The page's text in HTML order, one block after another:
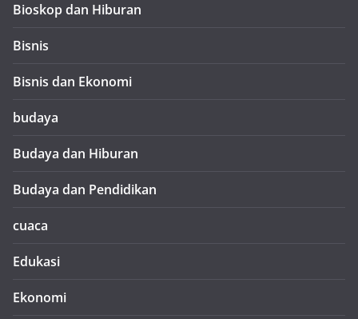
Bioskop dan Hiburan
Bisnis
Bisnis dan Ekonomi
budaya
Budaya dan Hiburan
Budaya dan Pendidikan
cuaca
Edukasi
Ekonomi